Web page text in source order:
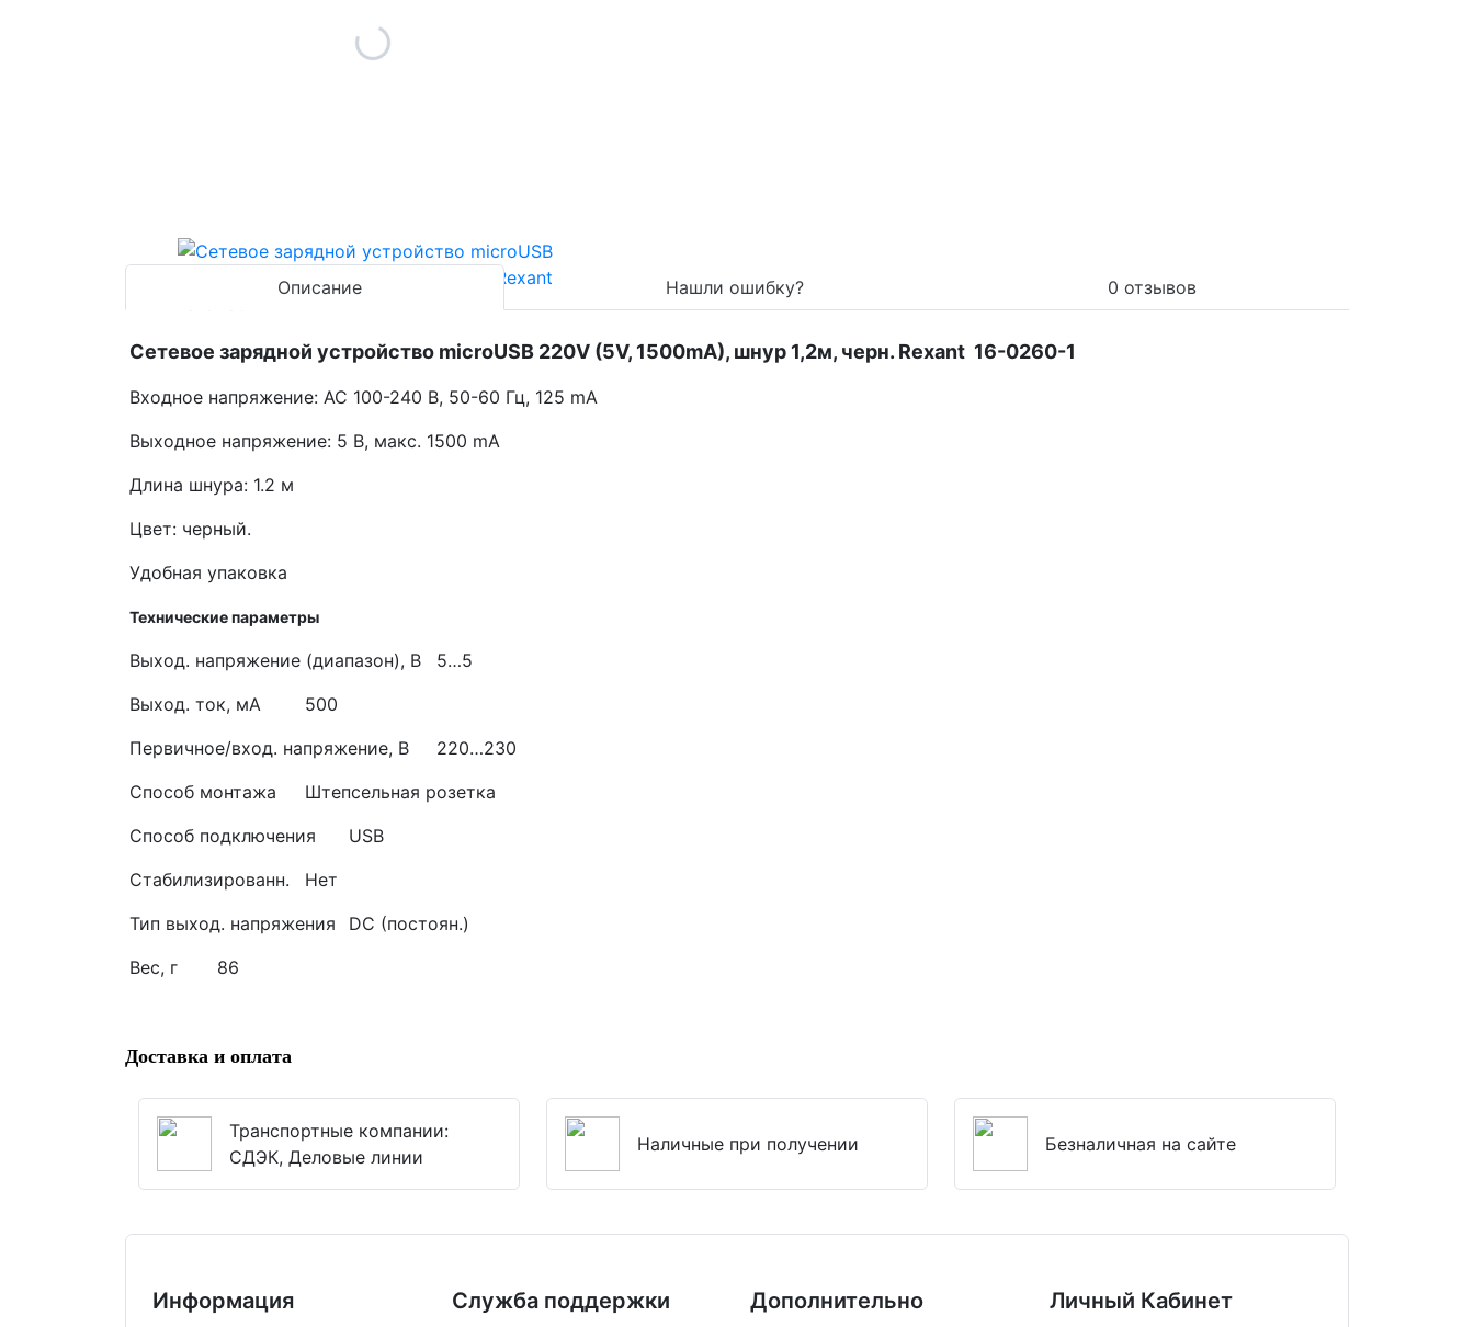
Описание Нашли ошибку? 0 отзывов
Сетевое зарядной устройство microUSB 220V (5V, 1500mA), шнур 1,2м, черн. Rexant 16-0260-1
Входное напряжение: AC 100-240 В, 50-60 Гц, 125 mA
Выходное напряжение: 5 В, макс. 1500 mA
Длина шнура: 1.2 м
Цвет: черный.
Удобная упаковка
Технические параметры
Выход. напряжение (диапазон), В
5…5
Выход. ток, мА
500
Первичное/вход. напряжение, В
220…230
Способ монтажа
Штепсельная розетка
Способ подключения
USB
Стабилизированн.
Нет
Тип выход. напряжения
DC (постоян.)
Вес, г
86
Доставка и оплата
Транспортные компании:
СДЭК, Деловые линии
Наличные при получении Безналичная на сайте
Информация Служба поддержки Дополнительно Личный Кабинет